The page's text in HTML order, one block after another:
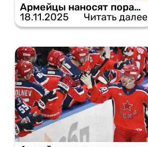
Армейцы наносят поражение «Ак Барсу» в его же логове.
18.11.2025
Читать далее